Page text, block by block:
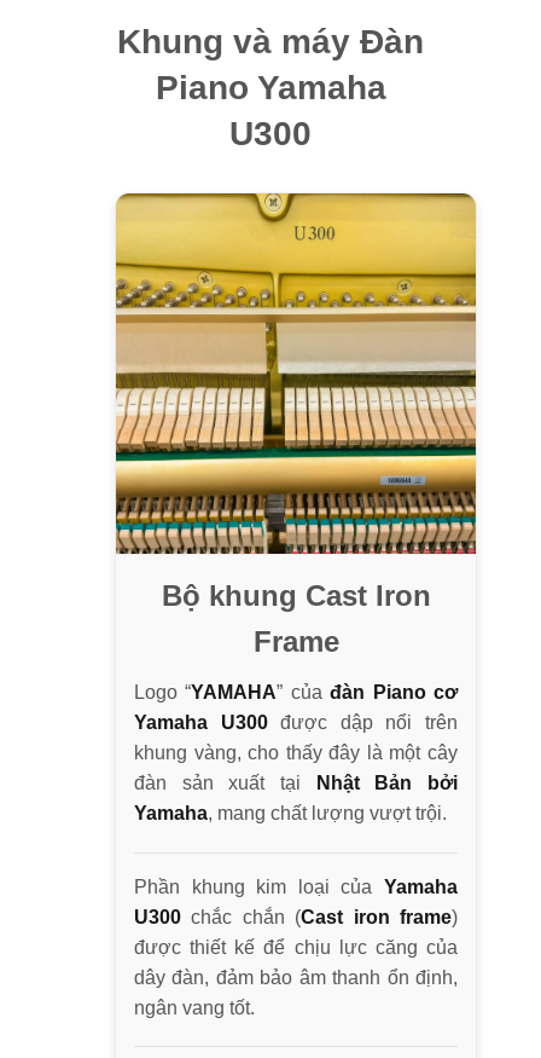
Khung và máy Đàn
Piano Yamaha
U300
Bộ khung Cast Iron
Frame
Logo “YAMAHA” củađàn Piano cơ
Yamaha U300được dập nổi trên
khung vàng, cho thấy đây là một cây
đàn sản xuất tại
Nhật Bản bởi
Yamaha, mang chất lượng vượt trội.
Phần khung kim loại của Yamaha
U300 chắc chắn (Cast iron frame)
được thiết kế để chịu lực căng của
dây đàn, đảm bảo âm thanh ổn định,
ngân vang tốt.